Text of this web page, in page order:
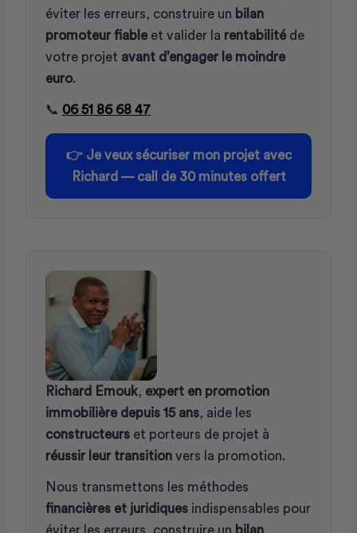
éviter les erreurs, construire un bilan
promoteur fiableet valider la rentabilitéde
votre projet avant d’engager le moindre
euro.
📞 06 51 86 68 47
👉 Je veux sécuriser mon projet avec
Richard — call de 30 minutes offert
Richard Emouk, expert en promotion
immobilière depuis 15 ans, aide les
constructeurs et porteurs de projet à
réussir leur transition vers la promotion.
Nous transmettons les méthodes
financières et juridiques indispensables pour